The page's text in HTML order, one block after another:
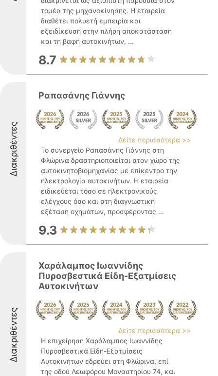
τομέα της μηχανοκίνησης. Η εταιρεία
διαθέτει πολυετή εμπειρία και
εξειδίκευση στην πλήρη αποκατάσταση
και τη βαφή αυτοκινήτων, ...
8.7
Διακριθέντες
Ραπασάνης Γιάννης
Δείτε περισσότερα >>
Το συνεργείο Ραπασάνης Γιάννης στη
Φλώρινα δραστηριοποιείται στον χώρο της
αυτοκινητοβιομηχανίας με επίκεντρο την
ηλεκτρολογία αυτοκινήτων. Η εταιρεία
ειδικεύεται τόσο σε ηλεκτρονικούς
ελέγχους όσο και στη διαγνωστική
εξέταση οχημάτων, προσφέροντας ...
9.3
Διακριθέντες
Χαράλαμπος Ιωαννίδης
Πυροσβεστικά Είδη-Εξατμίσεις
Αυτοκινήτων
Δείτε περισσότερα >>
Η επιχείρηση Χαράλαμπος Ιωαννίδης
Πυροσβεστικά Είδη-Εξατμίσεις
Αυτοκινήτων εδρεύει στη Φλώρινα, επί
της οδού Λεωφόρου Μοναστηρίου 74, και